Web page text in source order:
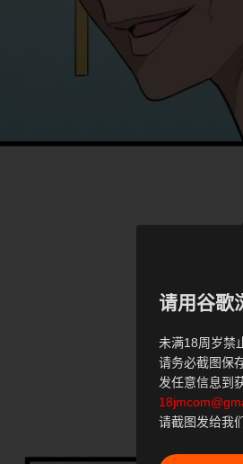
请用谷歌
未满18周岁禁
请务必截图保
发任意信息到
请截图发给我